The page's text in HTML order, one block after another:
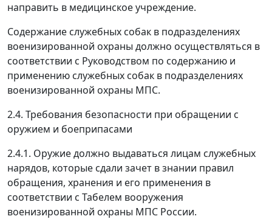
направить в медицинское учреждение.
Содержание служебных собак в подразделениях
военизированной охраны должно осуществляться в
соответствии с Руководством по содержанию и
применению служебных собак в подразделениях
военизированной охраны МПС.
2.4. Требования безопасности при обращении с
оружием и боеприпасами
2.4.1. Оружие должно выдаваться лицам служебных
нарядов, которые сдали зачет в знании правил
обращения, хранения и его применения в
соответствии с Табелем вооружения
военизированной охраны МПС России.